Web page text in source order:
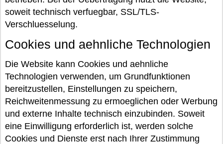
soweit technisch verfuegbar, SSL/TLS-
Verschluesselung.
Cookies und aehnliche Technologien
Die Website kann Cookies und aehnliche
Technologien verwenden, um Grundfunktionen
bereitzustellen, Einstellungen zu speichern,
Reichweitenmessung zu ermoeglichen oder Werbung
und externe Inhalte technisch einzubinden. Soweit
eine Einwilligung erforderlich ist, werden solche
Cookies und Dienste erst nach Ihrer Zustimmung